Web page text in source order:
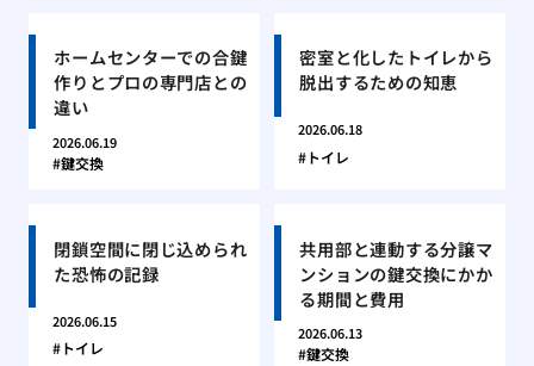
ホームセンターでの合鍵
作りとプロの専門店との
違い
2026.06.19
鍵交換
密室と化したトイレから
脱出するための知恵
2026.06.18
トイレ
閉鎖空間に閉じ込められ
た恐怖の記録
2026.06.15
トイレ
共用部と連動する分譲マ
ンションの鍵交換にかか
る期間と費用
2026.06.13
鍵交換